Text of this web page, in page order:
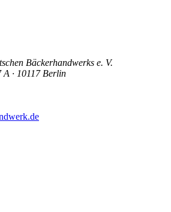
Bäckerhandwerks e. V.
A · 10117 Berlin